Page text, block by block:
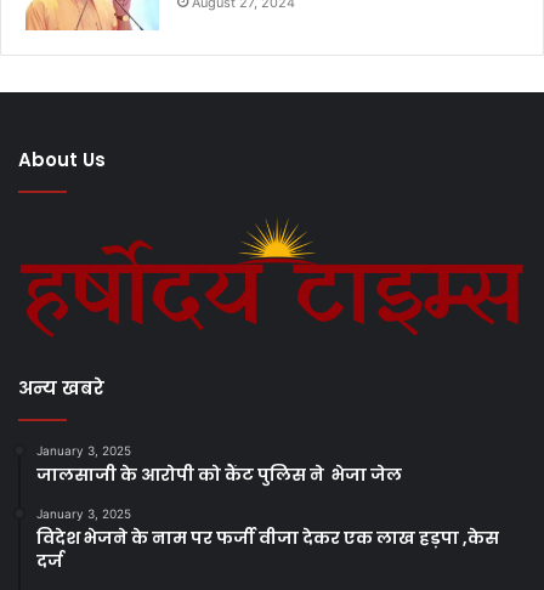
About Us
अन्य खबरे
January 3, 2025
जालसाजी के आरोपी को कैंट पुलिस ने भेजा जेल
January 3, 2025
विदेश भेजने के नाम पर फर्जी वीजा देकर एक लाख हड़पा ,केस
दर्ज